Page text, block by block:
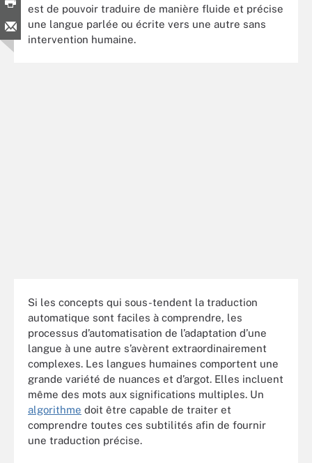
est de pouvoir traduire de manière fluide et précise
une langue parlée ou écrite vers une autre sans
intervention humaine.
Si les concepts qui sous-tendent la traduction
automatique sont faciles à comprendre, les
processus d’automatisation de l’adaptation d’une
langue à une autre s’avèrent extraordinairement
complexes. Les langues humaines comportent une
grande variété de nuances et d’argot. Elles incluent
même des mots aux significations multiples. Un
algorithme doit être capable de traiter et
comprendre toutes ces subtilités afin de fournir
une traduction précise.